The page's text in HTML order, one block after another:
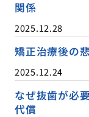
関係
2025.12.28
矯正治療後の
2025.12.24
なぜ抜歯が必
代償